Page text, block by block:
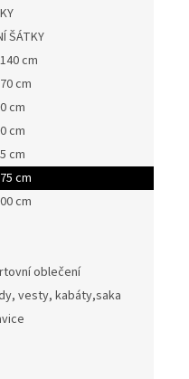
ŠÁTKY
cm
cm
cm
cm
cm
cm
cm
oblečení
vesty, kabáty,saka